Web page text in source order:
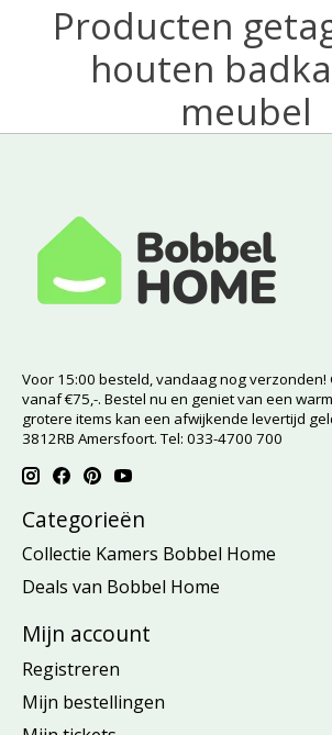
Producten
houten
meubel
Voor 15:00 besteld, vandaag nog
vanaf €75,-. Bestel nu en geniet van een
grotere items kan een afwijkende levertijd
3812RB Amersfoort. Tel: 033-4700 700
Categorieën
Collectie Kamers Bobbel Home
Deals van Bobbel Home
Mijn account
Registreren
Mijn bestellingen